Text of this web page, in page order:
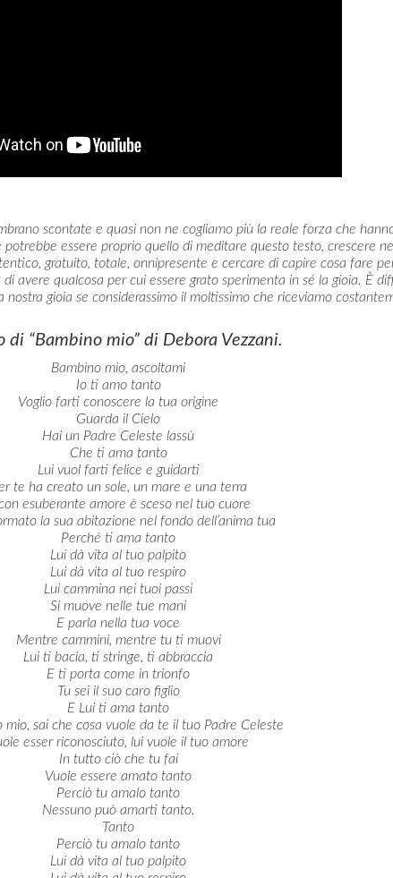
scontate e quasi non ne cogliamo più la reale forza che
potrebbe essere proprio quello di meditare questo testo, crescere
gratuito, totale, onnipresente e cercare di capire cosa fare
avere qualcosa per cui essere grato sperimenta in sé la gioia. È
nostra gioia se considerassimo il moltissimo che riceviamo
di “Bambino mio” di Debora Vezzani.
Bambino mio, ascoltami
Io ti amo tanto
Voglio farti conoscere la tua origine
Guarda il Cielo
Hai un Padre Celeste lassù
Che ti ama tanto
Lui vuol farti felice e guidarti
te ha creato un sole, un mare e una terra
esuberante amore è sceso nel tuo cuore
la sua abitazione nel fondo dell’anima tua
Perché ti ama tanto
Lui dà vita al tuo palpito
Lui dà vita al tuo respiro
Lui cammina nei tuoi passi
Si muove nelle tue mani
E parla nella tua voce
Mentre cammini, mentre tu ti muovi
Lui ti bacia, ti stringe, ti abbraccia
E ti porta come in trionfo
Tu sei il suo caro figlio
E Lui ti ama tanto
mio, sai che cosa vuole da te il tuo Padre Celeste
esser riconosciuto, lui vuole il tuo amore
In tutto ciò che tu fai
Vuole essere amato tanto
Perciò tu amalo tanto
Nessuno può amarti tanto.
Tanto
Perciò tu amalo tanto
Lui dà vita al tuo palpito